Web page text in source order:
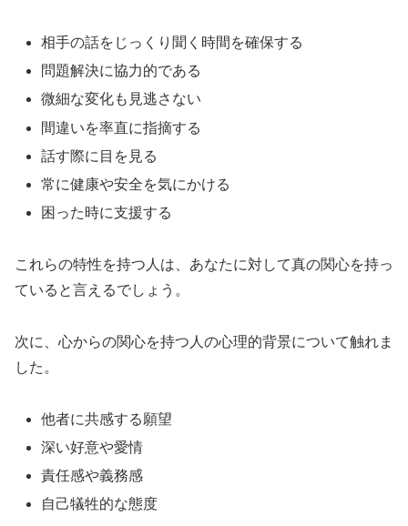
相手の話をじっくり聞く時間を確保する
問題解決に協力的である
微細な変化も見逃さない
間違いを率直に指摘する
話す際に目を見る
常に健康や安全を気にかける
困った時に支援する
これらの特性を持つ人は、あなたに対して真の関心を持っ
ていると言えるでしょう。
次に、心からの関心を持つ人の心理的背景について触れま
した。
他者に共感する願望
深い好意や愛情
責任感や義務感
自己犠牲的な態度